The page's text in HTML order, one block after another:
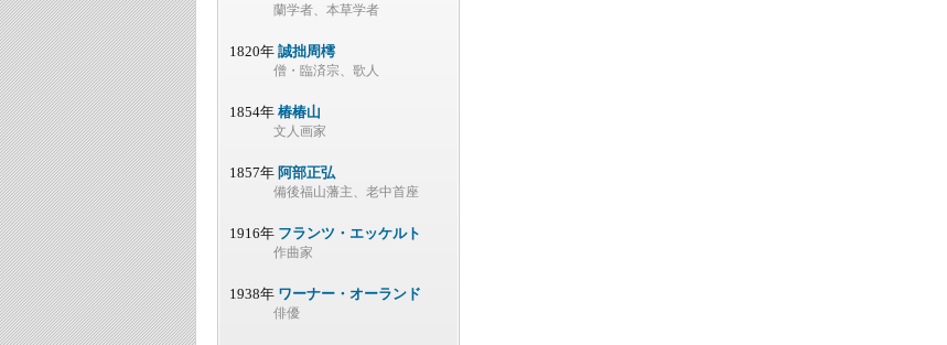
蘭学者、本草学者
1820年 誠拙周樗
僧・臨済宗、歌人
1854年 椿椿山
文人画家
1857年 阿部正弘
備後福山藩主、老中首座
1916年 フランツ・エッケルト
作曲家
1938年 ワーナー・オーランド
俳優